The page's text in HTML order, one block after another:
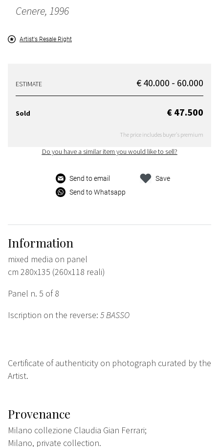
Cenere, 1996
Artist's Resale Right
ESTIMATE € 40.000 - 60.000
Sold € 47.500
The price includes buyer's premium
Do you have a similar item you would like to sell?
Send to email
Send to Whatsapp
Save
Information
mixed media on panel
cm 280x135 (260x118 reali)
Panel n. 5 of 8
Iscription on the reverse: 5 BASSO
Certificate of authenticity on photograph curated by the
Artist.
Provenance
Milano collezione Claudia Gian Ferrari;
Milano, private collection.